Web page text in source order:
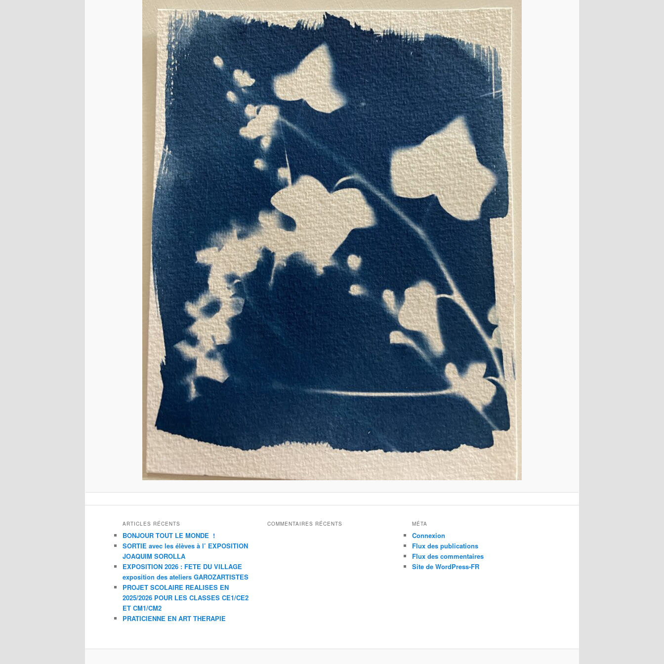
ARTICLES RÉCENTS
BONJOUR TOUT LE MONDE !
SORTIE avec les élèves à l’ EXPOSITION
JOAQUIM SOROLLA
EXPOSITION 2026 : FETE DU VILLAGE
exposition des ateliers GAROZARTISTES
PROJET SCOLAIRE REALISES EN
2025/2026 POUR LES CLASSES CE1/CE2
ET CM1/CM2
PRATICIENNE EN ART THERAPIE
COMMENTAIRES RÉCENTS MÉTA
Connexion
Flux des publications
Flux des commentaires
Site de WordPress-FR